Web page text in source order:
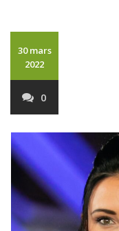
30 mars
2022
0